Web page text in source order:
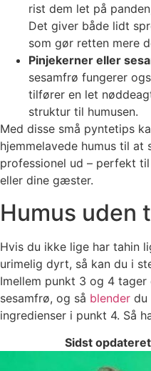
rist dem let på
Det giver både lidt
som gør retten mere
Pinjekerner eller
sesamfrø fungerer
tilfører en let
struktur til humusen.
Med disse små pyntetips
hjemmelavede humus til at
professionel ud – perfekt
eller dine gæster.
Humus uden
Hvis du ikke lige har tahin
urimelig dyrt, så kan du i
Imellem punkt 3 og 4
sesamfrø, og så blender du
ingredienser i punkt 4. Så
Sidst